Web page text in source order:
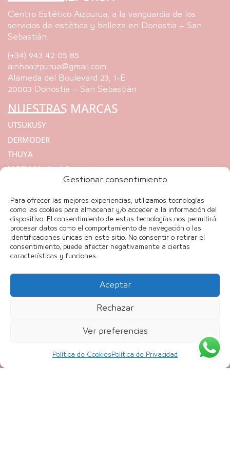
Gestionar consentimiento
Para ofrecer las mejores experiencias, utilizamos tecnologías
como las cookies para almacenar y/o acceder a la información del
dispositivo. El consentimiento de estas tecnologías nos permitirá
procesar datos como el comportamiento de navegación o las
identificaciones únicas en este sitio. No consentir o retirar el
consentimiento, puede afectar negativamente a ciertas
características y funciones.
Aceptar
Rechazar
Ver preferencias
Política de Cookies Política de Privacidad
Centro Estético Aizpurua, a la vanguardia de los
servicios de estética y belleza en Donostia – San
Sebastián.
(+34) 943 42 05 85
ainhoaizpurua@gmail.com
Alameda del Boulevard 23, 1-E
20003 Donostia – San Sebastián.
NUESTRAS MARCAS
UTSUKUSY
DERMODER
THUYA
MCCM Medical Cosmetics
AROSHA
INFORMACIÓN LEGAL
Aviso Legal
Política de Privacidad
Política de cookies
REGALA BELLEZA Y SALUD
Regala belleza, regala salud con nuestros VALES
REGALO. Infórmate en el (+34) 943 42 05 85